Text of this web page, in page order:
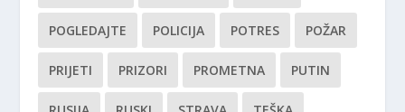
POGLEDAJTE POLICIJA POTRES POŽAR
PRIJETI PRIZORI PROMETNA PUTIN